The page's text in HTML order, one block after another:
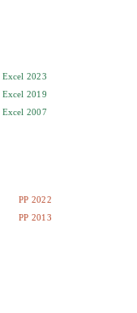
Excel 2023
Excel 2019
Excel 2007
PP 2022
PP 2013